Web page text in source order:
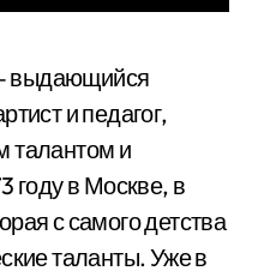
и педагог,
талантом и
году в Москве, в
с самого детства
таланты. Уже в